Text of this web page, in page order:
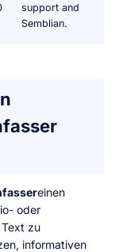
support and
Semblian.
einen
oder
zu
informativen